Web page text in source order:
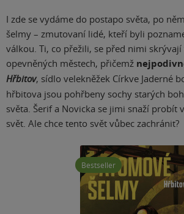
I zde se vydáme do postapo světa, po
šelmy – zmutovaní lidé, kteří byli
válkou. Ti, co přežili, se před nimi
opevněných městech, přičemž
Hřbitov, sídlo velekněžek Církve Jaderné
hřbitova jsou pohřbeny sochy starých
světa. Šerif a Novicka se jimi snaží probít
svět. Ale chce tento svět vůbec zachránit?
Bestseller